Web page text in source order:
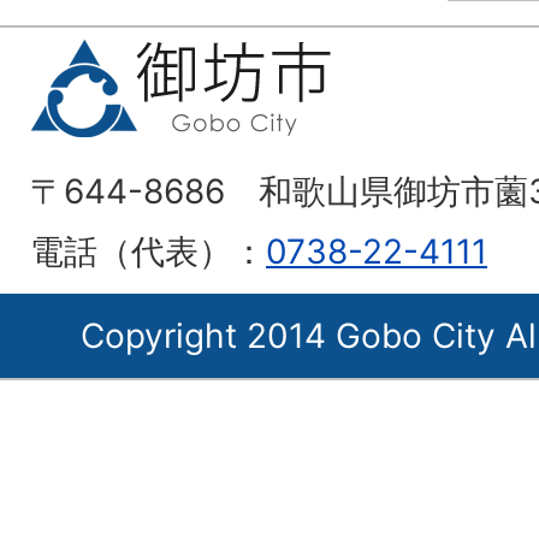
〒644-8686 和歌山県御坊市薗
電話（代表）： 0738-22-4111
Copyright 2014 Gobo City